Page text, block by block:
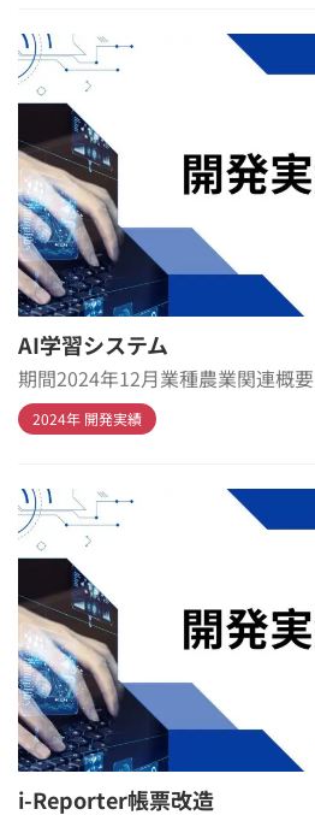
AI学習システム
期間2024年12月業種農業関連概要
2024年 開発実績
i-Reporter帳票改造